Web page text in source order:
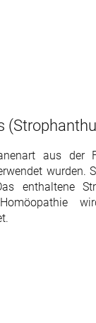
aus der
wurden.
enthaltene